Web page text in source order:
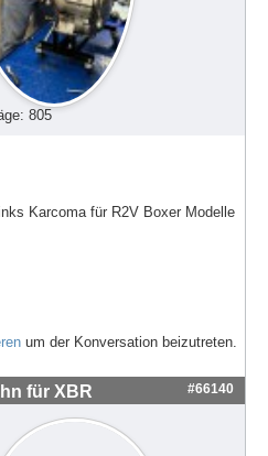
805
Karcoma für R2V Boxer Modelle
um der Konversation beizutreten.
für XBR #66140